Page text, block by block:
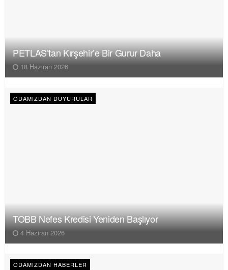
PETLAS’tan Kırşehir’e Bir Gurur Daha
18 Haziran 2026
ODAMIZDAN DUYURULAR
TOBB Nefes Kredisi Yeniden Başlıyor
4 Haziran 2026
ODAMIZDAN HABERLER